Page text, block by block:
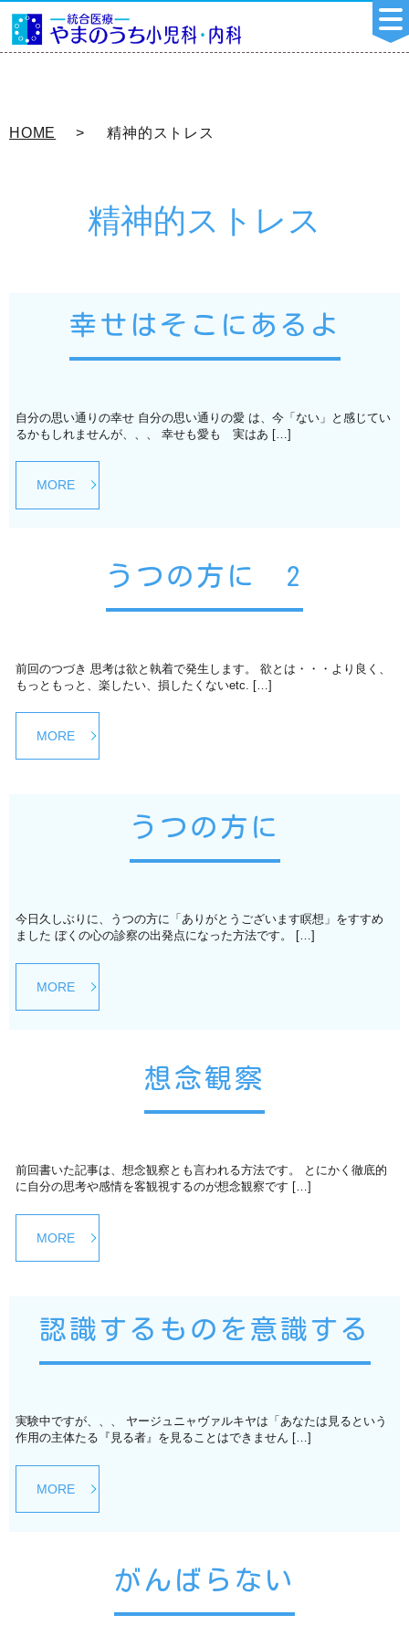
HOME 精神的ストレス
精神的ストレス
幸せはそこにあるよ
自分の思い通りの幸せ 自分の思い通りの愛 は、今「ない」と感じてい
るかもしれませんが、、、 幸せも愛も 実はあ […]
MORE
うつの方に 2
前回のつづき 思考は欲と執着で発生します。 欲とは・・・より良く、
もっともっと、楽したい、損したくないetc. […]
MORE
うつの方に
今日久しぶりに、うつの方に「ありがとうございます瞑想」をすすめ
ました ぼくの心の診察の出発点になった方法です。 […]
MORE
想念観察
前回書いた記事は、想念観察とも言われる方法です。 とにかく徹底的
に自分の思考や感情を客観視するのが想念観察です […]
MORE
認識するものを意識する
実験中ですが、、、 ヤージュニャヴァルキヤは「あなたは見るという
作用の主体たる『見る者』を見ることはできません […]
MORE
がんばらない